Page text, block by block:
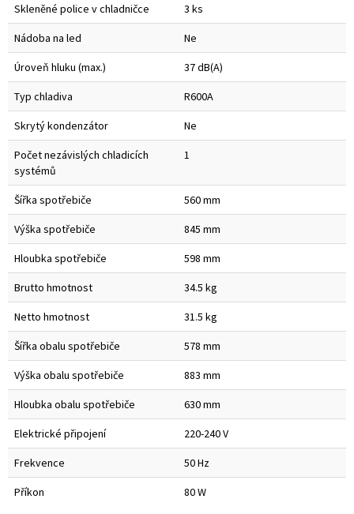
Skleněné police v chladničce 3 ks
Nádoba na led Ne
Úroveň hluku (max.) 37 dB(A)
Typ chladiva R600A
Skrytý kondenzátor Ne
Počet nezávislých chladicích
systémů
1
Šířka spotřebiče 560 mm
Výška spotřebiče 845 mm
Hloubka spotřebiče 598 mm
Brutto hmotnost 34.5 kg
Netto hmotnost 31.5 kg
Šířka obalu spotřebiče 578 mm
Výška obalu spotřebiče 883 mm
Hloubka obalu spotřebiče 630 mm
Elektrické připojení 220-240 V
Frekvence 50 Hz
Příkon 80 W